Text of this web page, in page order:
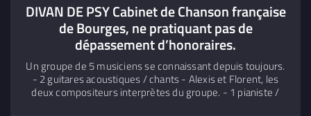
DIVAN DE PSY Cabinet de Chanson française
de Bourges, ne pratiquant pas de
dépassement d’honoraires.
Un groupe de 5 musiciens se connaissant depuis toujours.
- 2 guitares acoustiques / chants - Alexis et Florent, les
deux compositeurs interprètes du groupe. - 1 pianiste /